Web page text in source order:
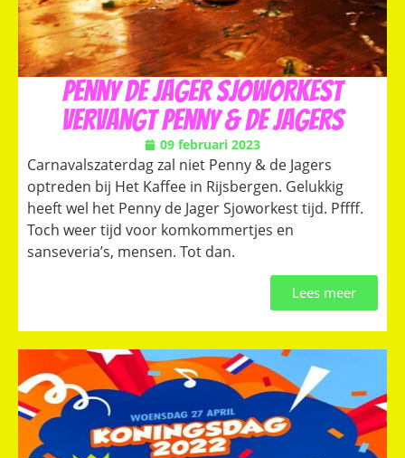
Penny de Jager Sjoworkest
vervangt Penny & de Jagers
09 februari 2023
Carnavalszaterdag zal niet Penny & de Jagers
optreden bij Het Kaffee in Rijsbergen. Gelukkig
heeft wel het Penny de Jager Sjoworkest tijd. Pffff.
Toch weer tijd voor komkommertjes en
sanseveria’s, mensen. Tot dan.
Lees meer